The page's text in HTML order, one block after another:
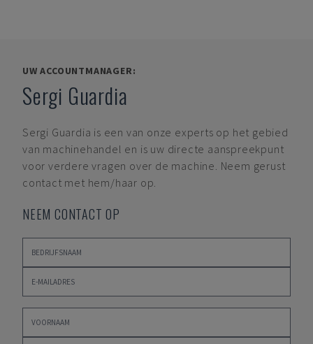
UW ACCOUNTMANAGER:
Sergi Guardia
Sergi Guardia is een van onze experts op het gebied
van machinehandel en is uw directe aanspreekpunt
voor verdere vragen over de machine. Neem gerust
contact met hem/haar op.
NEEM CONTACT OP